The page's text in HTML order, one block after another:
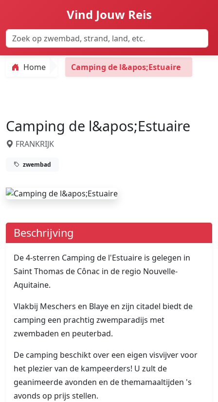
Vind Jouw Reis
Home Camping de l&apos;Estuaire
Camping de l&apos;Estuaire
FRANKRIJK
zwembad
Beschrijving
De 4-sterren Camping de l'Estuaire is gelegen in
Saint Thomas de Cônac in de regio Nouvelle-
Aquitaine.
Vlakbij Meschers en Blaye en zijn citadel biedt de
camping een prachtig zwemparadijs met
zwembaden en peuterbad.
De camping beschikt over een eigen visvijver voor
het plezier van de kampeerders! U zult de
geanimeerde avonden en de themamaaltijden 's
avonds op prijs stellen.